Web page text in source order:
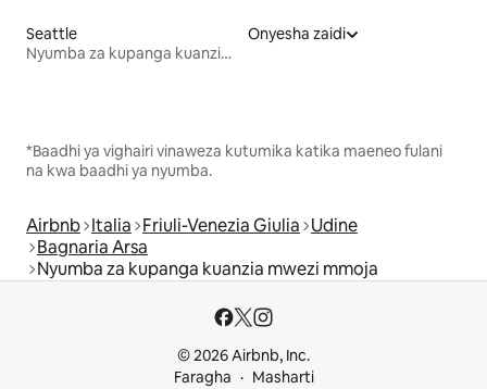
Seattle
Nyumba za kupanga kuanzia mwezi mmoja
Onyesha zaidi
*Baadhi ya vighairi vinaweza kutumika katika maeneo fulani
na kwa baadhi ya nyumba.
Airbnb Italia Friuli-Venezia Giulia Udine
Bagnaria Arsa
Nyumba za kupanga kuanzia mwezi mmoja
© 2026 Airbnb, Inc.
Faragha
Masharti